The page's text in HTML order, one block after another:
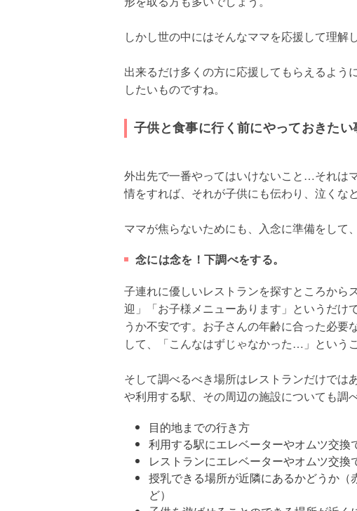
しかし世の中にはそんなママを応援して理解
出来るだけ多くの方に応援してもらえるよ
したいものですね。
子供と食事に行く前にやっておきたい
外出先で一番やってはいけないこと…それは
情をすれば、それが子供にも伝わり、泣くな
ママが焦らないためにも、入念に準備をして
念には念を！下調べをする。
子連れに優しいレストランを探すところから
迎」「お子様メニューあります」というだけ
うか不安です。お子さんの年齢に合った必
して、「こんなはずじゃなかった…」という
そして調べるべき場所はレストランだけで
や利用する駅、その周辺の施設についても調
目的地までの行き方
利用する駅にエレベーターやオムツ交換
レストランにエレベーターやオムツ交換
授乳できる場所が近隣にあるかどうか
ど）